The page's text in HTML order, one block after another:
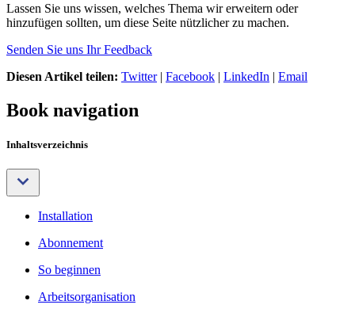
Lassen Sie uns wissen, welches Thema wir erweitern oder
hinzufügen sollten, um diese Seite nützlicher zu machen.
Senden Sie uns Ihr Feedback
Diesen Artikel teilen: Twitter| Facebook | LinkedIn | Email
Book navigation
Inhaltsverzeichnis
Installation
Abonnement
So beginnen
Arbeitsorganisation